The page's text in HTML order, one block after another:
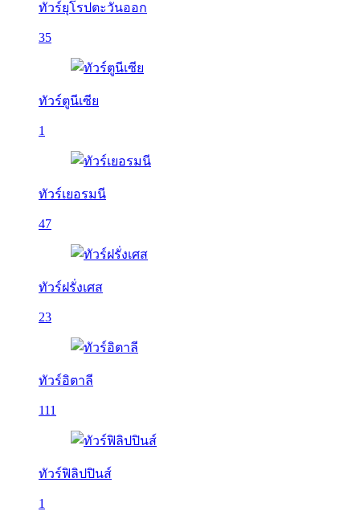
ทัวร์ยุโรปตะวันออก
35
ทัวร์ตูนีเซีย
1
ทัวร์เยอรมนี
47
ทัวร์ฝรั่งเศส
23
ทัวร์อิตาลี
111
ทัวร์ฟิลิปปินส์
1